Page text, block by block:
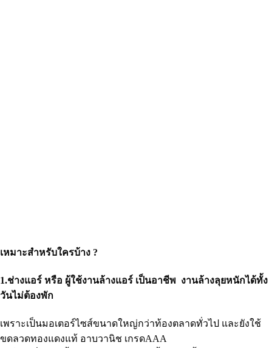
เหมาะสำหรับใครบ้าง ?
1.ช่างแอร์ หรือ ผู้ใช้งานล้างแอร์ เป็นอาชีพ งานล้างลุยหนักได้ทั้ง
วันไม่ต้องพัก
เพราะเป็นมอเตอร์ไซส์ขนาดใหญ่กว่าท้องตลาดทั่วไป และยังใช้
ขดลวดทองแดงแท้ อาบวานิช เกรดAAA